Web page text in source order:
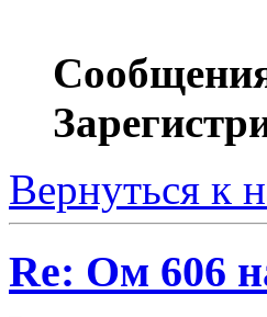
Вернуться к
Re: Ом 606